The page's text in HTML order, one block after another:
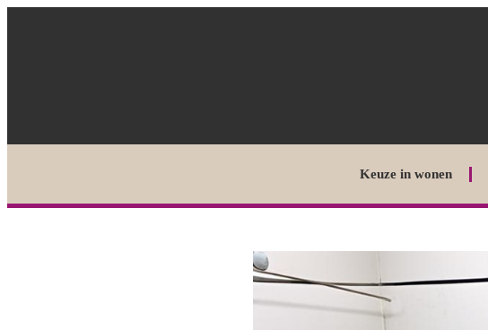
Keuze in wonen